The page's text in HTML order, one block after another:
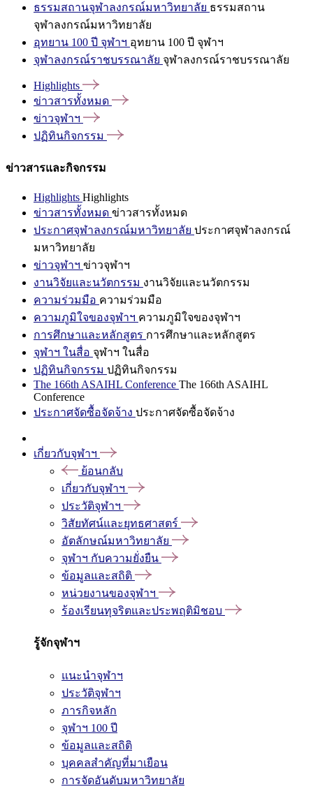
ธรรมสถานจุฬาลงกรณ์มหาวิทยาลัย ธรรมสถาน
จุฬาลงกรณ์มหาวิทยาลัย
อุทยาน 100 ปี จุฬาฯ อุทยาน 100 ปี จุฬาฯ
จุฬาลงกรณ์ราชบรรณาลัย จุฬาลงกรณ์ราชบรรณาลัย
Highlights
ข่าวสารทั้งหมด
ข่าวจุฬาฯ
ปฏิทินกิจกรรม
ข่าวสารและกิจกรรม
Highlights Highlights
ข่าวสารทั้งหมด ข่าวสารทั้งหมด
ประกาศจุฬาลงกรณ์มหาวิทยาลัย ประกาศจุฬาลงกรณ์
มหาวิทยาลัย
ข่าวจุฬาฯ ข่าวจุฬาฯ
งานวิจัยและนวัตกรรม งานวิจัยและนวัตกรรม
ความร่วมมือ ความร่วมมือ
ความภูมิใจของจุฬาฯ ความภูมิใจของจุฬาฯ
การศึกษาและหลักสูตร การศึกษาและหลักสูตร
จุฬาฯ ในสื่อ จุฬาฯ ในสื่อ
ปฏิทินกิจกรรม ปฏิทินกิจกรรม
The 166th ASAIHL Conference The 166th ASAIHL
Conference
ประกาศจัดซื้อจัดจ้าง ประกาศจัดซื้อจัดจ้าง
เกี่ยวกับจุฬาฯ
ย้อนกลับ
เกี่ยวกับจุฬาฯ
ประวัติจุฬาฯ
วิสัยทัศน์และยุทธศาสตร์
อัตลักษณ์มหาวิทยาลัย
จุฬาฯ กับความยั่งยืน
ข้อมูลและสถิติ
หน่วยงานของจุฬาฯ
ร้องเรียนทุจริตและประพฤติมิชอบ
รู้จักจุฬาฯ
แนะนำจุฬาฯ
ประวัติจุฬาฯ
ภารกิจหลัก
จุฬาฯ 100 ปี
ข้อมูลและสถิติ
บุคคลสำคัญที่มาเยือน
การจัดอันดับมหาวิทยาลัย